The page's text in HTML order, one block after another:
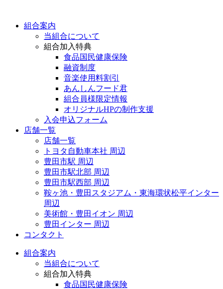
組合案内
当組合について
組合加入特典
食品国民健康保険
融資制度
音楽使用料割引
あんしんフード君
組合員様限定情報
オリジナルHPの制作支援
入会申込フォーム
店舗一覧
店舗一覧
トヨタ自動車本社 周辺
豊田市駅 周辺
豊田市駅北部 周辺
豊田市駅西部 周辺
鞍ヶ池・豊田スタジアム・東海環状松平インター
周辺
美術館・豊田イオン 周辺
豊田インター 周辺
コンタクト
組合案内
当組合について
組合加入特典
食品国民健康保険